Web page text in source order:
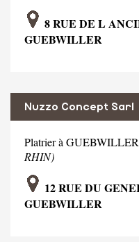
8 RUE DE L
GUEBWILLER
Nuzzo Concept Sarl
Platrier à GUEBWILLER
RHIN)
12 RUE DU
GUEBWILLER